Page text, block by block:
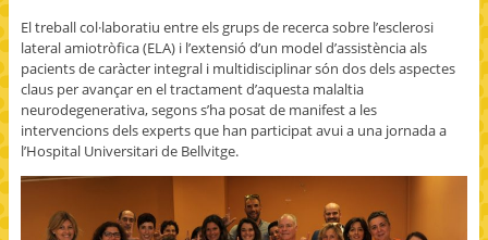
e
n
s
i
n
e
w
w
i
n
d
o
t
e
r
(
p
e
n
s
i
n
n
l
e
+
(
p
e
n
s
i
n
n
w
i
a
f
r
i
e
n
d
(
O
p
e
n
n
i
n
n
e
w
i
n
d
o
w
)
El treball col·laboratiu entre els grups de recerca sobre l’esclerosi
lateral amiotròfica (ELA) i l’extensió d’un model d’assistència als
pacients de caràcter integral i multidisciplinar són dos dels aspectes
claus per avançar en el tractament d’aquesta malaltia
neurodegenerativa, segons s’ha posat de manifest a les
intervencions dels experts que han participat avui a una jornada a
l’Hospital Universitari de Bellvitge.